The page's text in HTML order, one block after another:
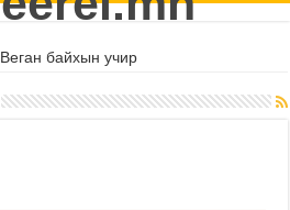
Веган байхын учир